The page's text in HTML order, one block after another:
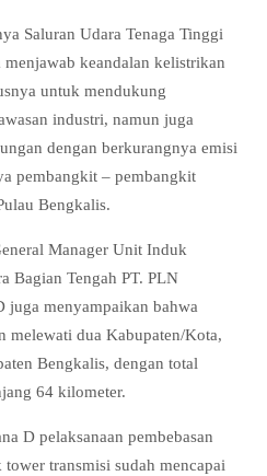
Saluran Udara Tenaga Tinggi
keandalan kelistrikan
untuk mendukung
industri, namun juga
dengan berkurangnya emisi
pembangkit – pembangkit
Bengkalis.
Manager Unit Induk
Bagian Tengah PT. PLN
juga menyampaikan bahwa
melewati dua Kabupaten/Kota,
Bengkalis, dengan total
64 kilometer.
D pelaksanaan pembebasan
transmisi sudah mencapai